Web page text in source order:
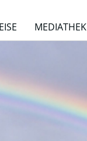
MEDIATHEK